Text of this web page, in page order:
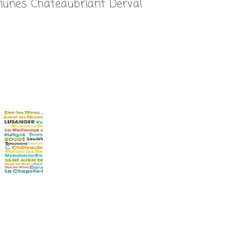
Châteaubriant Derval